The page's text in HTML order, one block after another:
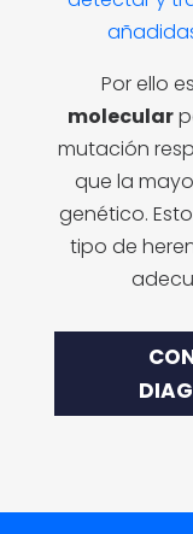
Por ello
molecular
mutación
que la
genético.
tipo de